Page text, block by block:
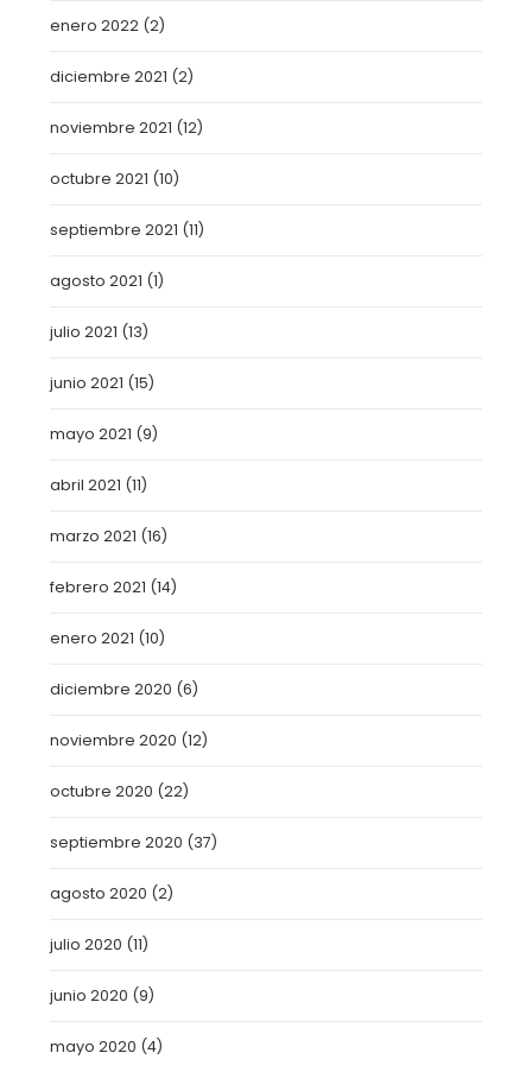
enero 2022 (2)
diciembre 2021 (2)
noviembre 2021 (12)
octubre 2021 (10)
septiembre 2021 (11)
agosto 2021 (1)
julio 2021 (13)
junio 2021 (15)
mayo 2021 (9)
abril 2021 (11)
marzo 2021 (16)
febrero 2021 (14)
enero 2021 (10)
diciembre 2020 (6)
noviembre 2020 (12)
octubre 2020 (22)
septiembre 2020 (37)
agosto 2020 (2)
julio 2020 (11)
junio 2020 (9)
mayo 2020 (4)